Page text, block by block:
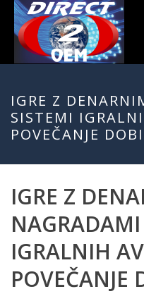
IGRE Z
SISTEMI
POVEČANJE
IGRE Z
IGRALNIH
POVEČANJE